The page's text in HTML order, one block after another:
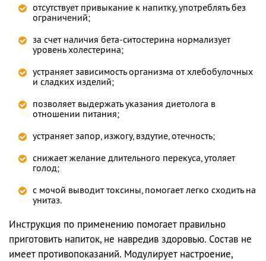
отсутствует привыкание к напитку, употреблять без
ограничений;
за счет наличия бета-ситостерина нормализует
уровень холестерина;
устраняет зависимость организма от хлебобулочных
и сладких изделий;
позволяет выдержать указания диетолога в
отношении питания;
устраняет запор, изжогу, вздутие, отечность;
снижает желание длительного перекуса, утоляет
голод;
с мочой выводит токсины, помогает легко сходить на
унитаз.
Инструкция по применению помогает правильно
приготовить напиток, не навредив здоровью. Состав не
имеет противопоказаний. Модулирует настроение,